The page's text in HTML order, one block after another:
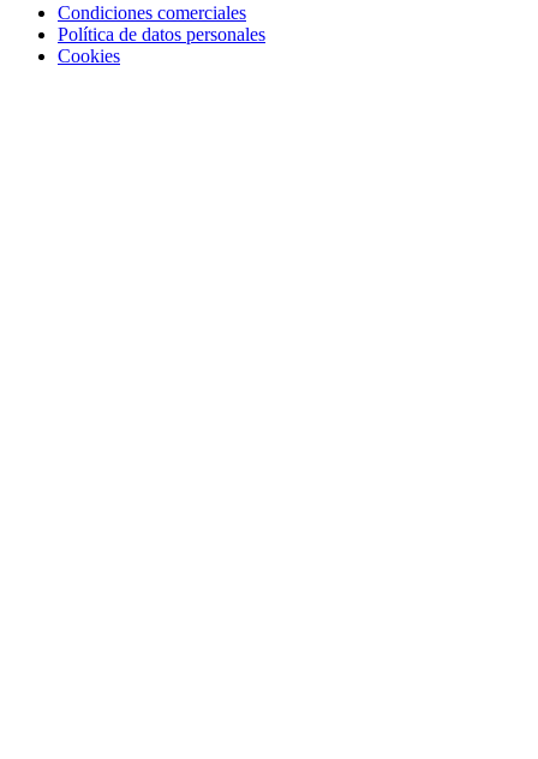
Condiciones comerciales
Política de datos personales
Cookies